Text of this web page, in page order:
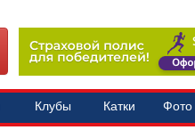
Клубы Катки Фото